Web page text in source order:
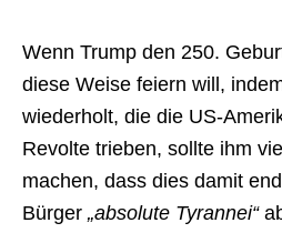
Wenn Trump den 250.
diese Weise feiern will,
wiederholt, die die US-
Revolte trieben, sollte ihm
machen, dass dies damit
Bürger „absolute Tyrannei“